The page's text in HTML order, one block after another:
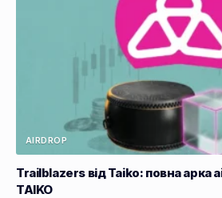
AIRDROP
Trailblazers від Taiko: повна арка
TAIKO